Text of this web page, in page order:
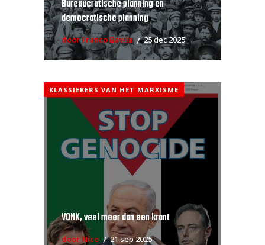
Bureaucratische planning en
democratische planning
door Franco Bavila 25 dec 2025
KLASSIEKERS VAN HET MARXISME
VONK, veel meer dan een krant
door Nico 21 sep 2025